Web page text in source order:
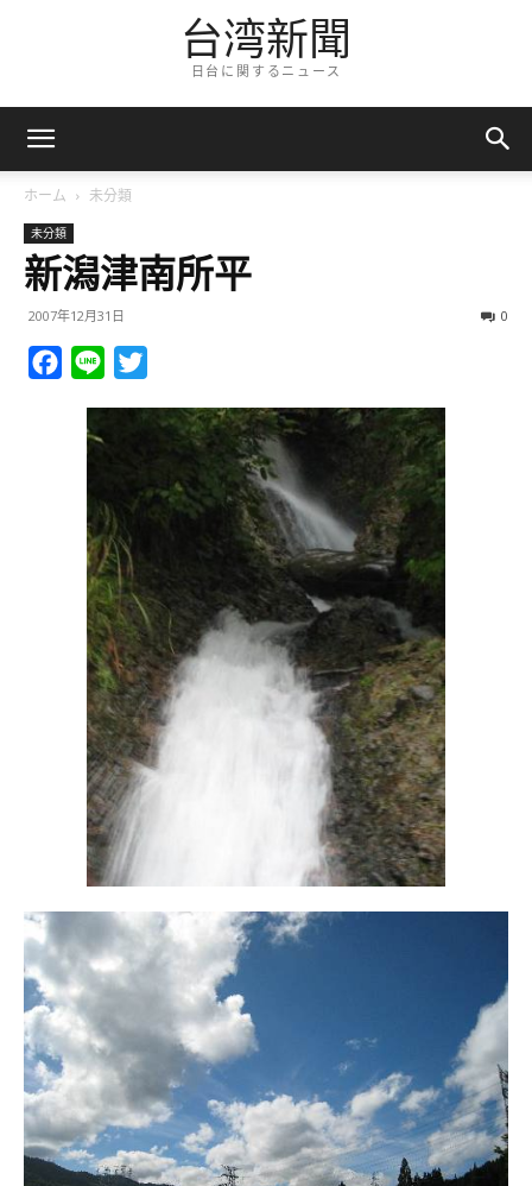
台湾新聞
日台に関するニュース
ホーム 未分類
未分類
新潟津南所平
2007年12月31日 0
Facebook
Line